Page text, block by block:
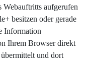
Webauftritts aufgerufen
besitzen oder gerade
Information
Ihrem Browser direkt
und dort